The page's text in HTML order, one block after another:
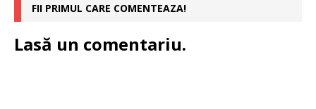
FII PRIMUL CARE COMENTEAZA!
Lasă un comentariu.